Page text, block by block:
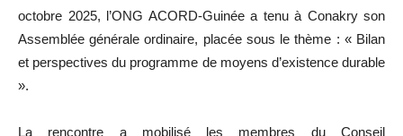
octobre 2025, l’ONG ACORD-Guinée a tenu à Conakry son
Assemblée générale ordinaire, placée sous le thème : « Bilan
et perspectives du programme de moyens d’existence durable
».
La rencontre a mobilisé les membres du Conseil